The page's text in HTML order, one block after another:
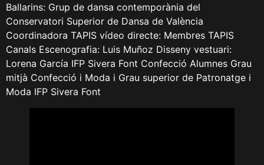
Ballarins: Grup de dansa contemporània del
Conservatori Superior de Dansa de València
Coordinadora TAPIS vídeo directe: Membres TAPIS
Canals Escenografia: Luis Muñoz Disseny vestuari:
Lorena García IFP Sivera Font Confecció Alumnes Grau
mitjà Confecció i Moda i Grau superior de Patronatge i
Moda IFP Sivera Font